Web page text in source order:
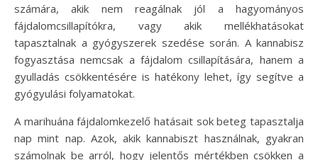
számára, akik nem reagálnak jól a hagyományos
fájdalomcsillapítókra, vagy akik mellékhatásokat
tapasztalnak a gyógyszerek szedése során. A kannabisz
fogyasztása nemcsak a fájdalom csillapítására, hanem a
gyulladás csökkentésére is hatékony lehet, így segítve a
gyógyulási folyamatokat.
A marihuána fájdalomkezelő hatásait sok beteg tapasztalja
nap mint nap. Azok, akik kannabiszt használnak, gyakran
számolnak be arról, hogy jelentős mértékben csökken a